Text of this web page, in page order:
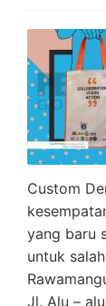
Custom
yang baru
untuk
Jl. Alu –